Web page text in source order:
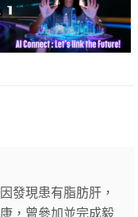
發現患有脂肪肝，
，曾參加並完成毅